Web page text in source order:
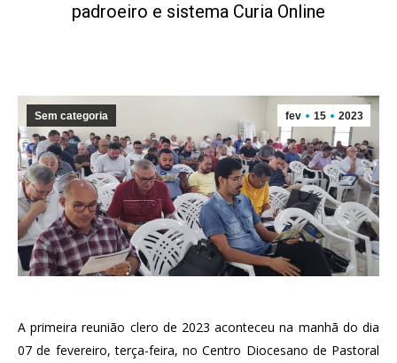
padroeiro e sistema Curia Online
fev 15 2023
Sem categoria
A primeira reunião clero de 2023 aconteceu na manhã do dia
07 de fevereiro, terça-feira, no Centro Diocesano de Pastoral